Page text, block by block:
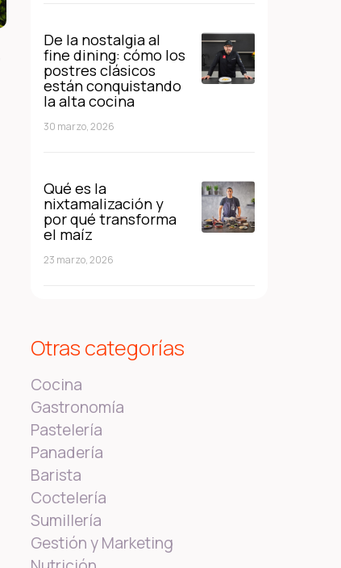
De la nostalgia al
fine dining: cómo los
postres clásicos
están conquistando
la alta cocina
30 marzo, 2026
Qué es la
nixtamalización y
por qué transforma
el maíz
23 marzo, 2026
Otras categorías
Cocina
Gastronomía
Pastelería
Panadería
Barista
Coctelería
Sumillería
Gestión y Marketing